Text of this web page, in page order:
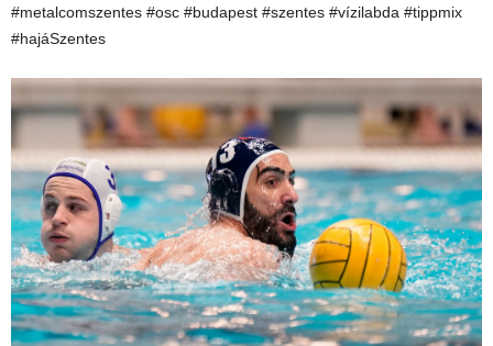
#metalcomszentes #osc #budapest #szentes #vízilabda #tippmix
#hajáSzentes